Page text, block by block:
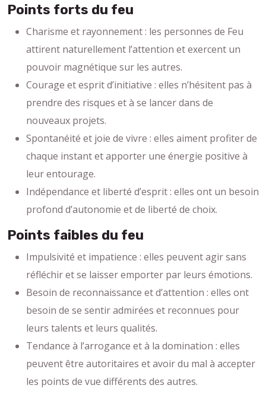
Points forts du feu
Charisme et rayonnement : les personnes de Feu
attirent naturellement l’attention et exercent un
pouvoir magnétique sur les autres.
Courage et esprit d’initiative : elles n’hésitent pas à
prendre des risques et à se lancer dans de
nouveaux projets.
Spontanéité et joie de vivre : elles aiment profiter de
chaque instant et apporter une énergie positive à
leur entourage.
Indépendance et liberté d’esprit : elles ont un besoin
profond d’autonomie et de liberté de choix.
Points faibles du feu
Impulsivité et impatience : elles peuvent agir sans
réfléchir et se laisser emporter par leurs émotions.
Besoin de reconnaissance et d’attention : elles ont
besoin de se sentir admirées et reconnues pour
leurs talents et leurs qualités.
Tendance à l’arrogance et à la domination : elles
peuvent être autoritaires et avoir du mal à accepter
les points de vue différents des autres.